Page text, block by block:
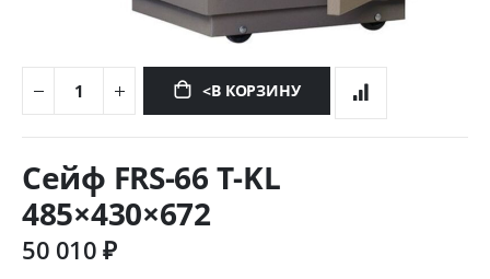
<В КОРЗИНУ
началу
изображений
Сейф FRS-66 T-KL
485×430×672
50 010 ₽